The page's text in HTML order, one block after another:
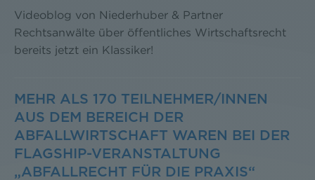
Videoblog von Niederhuber & Partner
Rechtsanwälte über öffentliches Wirtschaftsrecht
bereits jetzt ein Klassiker!
MEHR ALS 170 TEILNEHMER/INNEN
AUS DEM BEREICH DER
ABFALLWIRTSCHAFT WAREN BEI DER
FLAGSHIP-VERANSTALTUNG
„ABFALLRECHT FÜR DIE PRAXIS“